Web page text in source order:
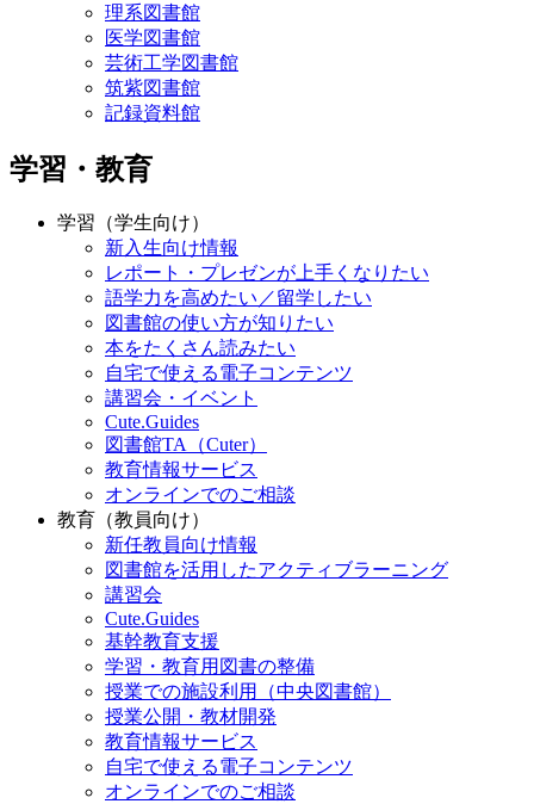
理系図書館
医学図書館
芸術工学図書館
筑紫図書館
記録資料館
学習・教育
学習（学生向け）
新入生向け情報
レポート・プレゼンが上手くなりたい
語学力を高めたい／留学したい
図書館の使い方が知りたい
本をたくさん読みたい
自宅で使える電子コンテンツ
講習会・イベント
Cute.Guides
図書館TA（Cuter）
教育情報サービス
オンラインでのご相談
教育（教員向け）
新任教員向け情報
図書館を活用したアクティブラーニング
講習会
Cute.Guides
基幹教育支援
学習・教育用図書の整備
授業での施設利用（中央図書館）
授業公開・教材開発
教育情報サービス
自宅で使える電子コンテンツ
オンラインでのご相談